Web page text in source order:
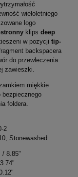
wieloletniego
logo
klips deep
w pozycji tip-
backspacera
do przewleczenia
zawieszki.
miękkie
bezpiecznego
foldera.
2
Stonewashed
/ 8.85"